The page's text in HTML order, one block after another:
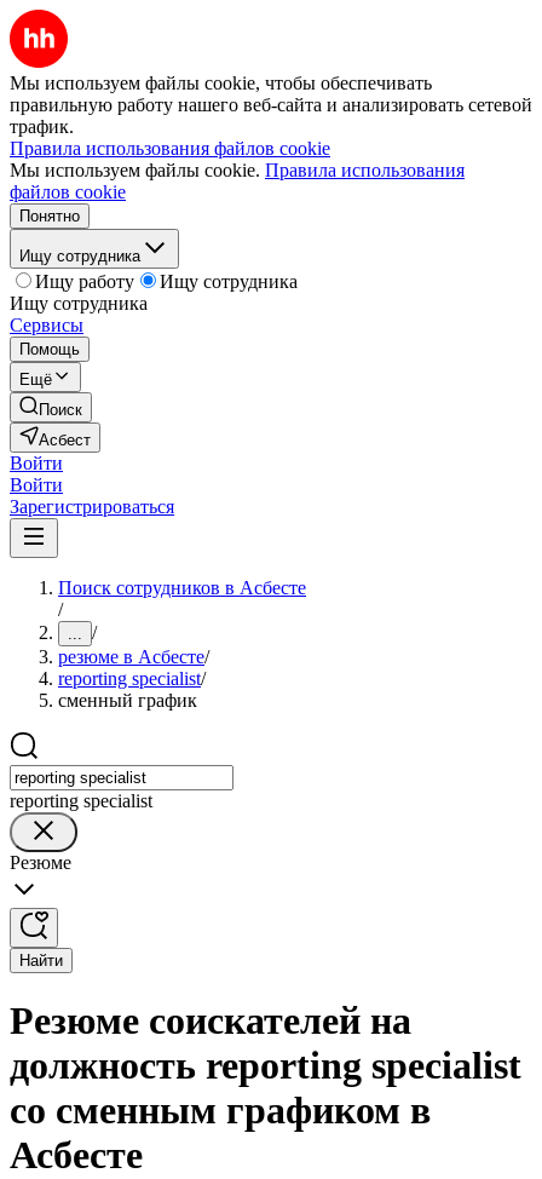
Мы используем файлы cookie, чтобы обеспечивать
правильную работу нашего веб-сайта и анализировать сетевой
трафик.
Правила использования файлов cookie
Мы используем файлы cookie. Правила использования
файлов cookie
Понятно
Ищу сотрудника
Ищу работу
Ищу сотрудника
Ищу сотрудника
Сервисы
Помощь
Ещё
Поиск
Асбест
Войти
Войти
Зарегистрироваться
Поиск сотрудников в Асбесте
/
... /
резюме в Асбесте/
reporting specialist/
сменный график
reporting specialist
Резюме
Найти
Резюме соискателей на
должность reporting specialist
со сменным графиком в
Асбесте